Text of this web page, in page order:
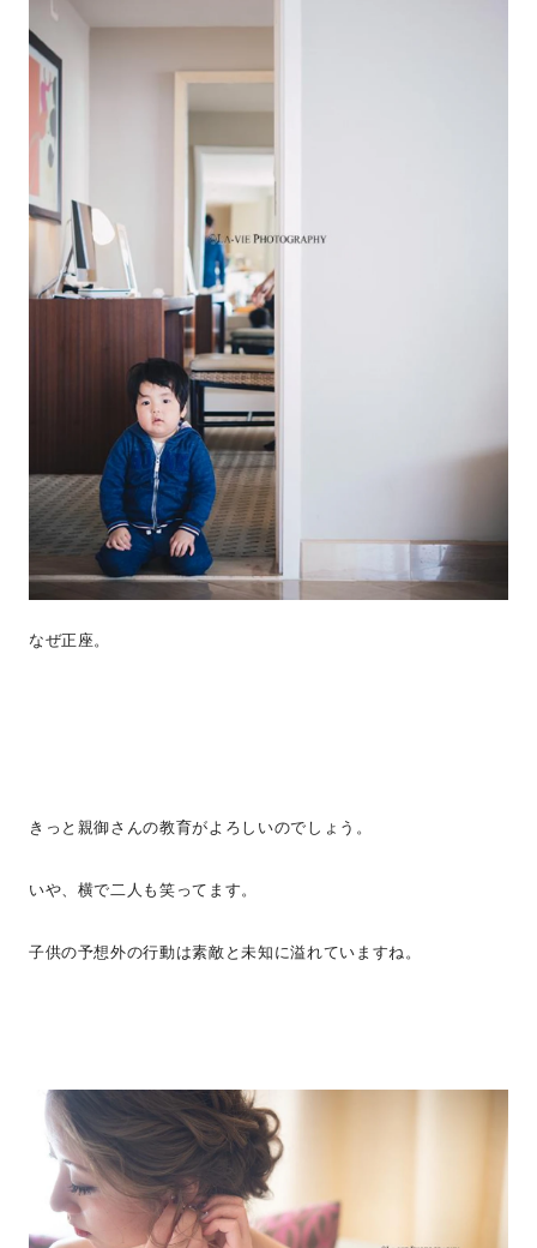
なぜ正座。
きっと親御さんの教育がよろしいのでしょう。
いや、横で二人も笑ってます。
子供の予想外の行動は素敵と未知に溢れていますね。